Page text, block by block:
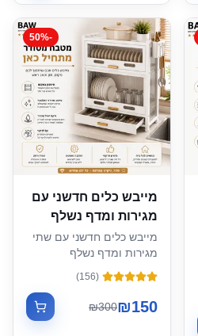
-
50%
מייבש כלים חדשני עם
מגירות ומדף נשלף
מייבש כלים חדשני עם שתי
מגירות ומדף נשלף
(
156
)
₪150
₪300